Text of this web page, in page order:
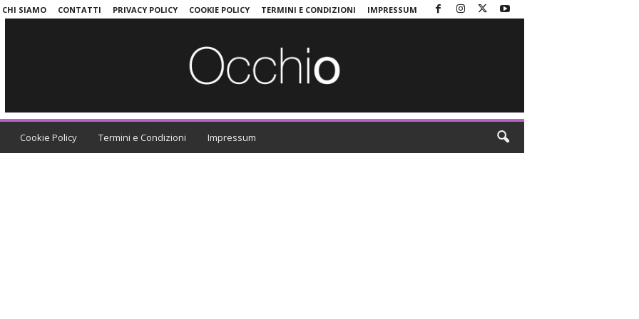
CHI SIAMO CONTATTI PRIVACY POLICY COOKIE POLICY TERMINI E CONDIZIONI IMPRESSUM
Cookie Policy Termini e Condizioni Impressum